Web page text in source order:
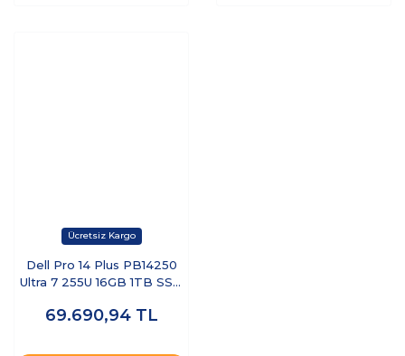
Dell Pro 14 Plus PB14250
Ultra 7 255U 16GB 1TB SSD
PB14250-UBU
69.690,94 TL